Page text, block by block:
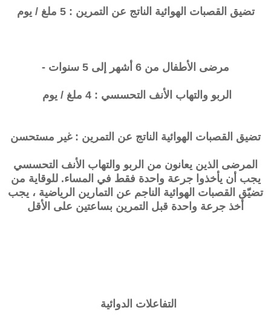
تضيق القصبات الهوائية الناتج عن التمرين : 5 ملغ / يوم
مرضى الأطفال من 6 أشهر إلى 5 سنوات -
الربو والتهاب الأنف التحسسي : 4 ملغ / يوم
تضيق القصبات الهوائية الناتج عن التمرين : غير مستحسن
المرضى الذين يعانون من الربو والتهاب الأنف التحسسي
يجب أن يأخذوا جرعة واحدة فقط في المساء. للوقاية من
تضيّق القصبات الهوائية الناجم عن التمارين الرياضية ، يجب
أخذ جرعة واحدة قبل التمرين بساعتين على الأقل
التفاعلات الدوائية